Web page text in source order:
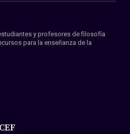
y profesores de filosofía
para la enseñanza de la